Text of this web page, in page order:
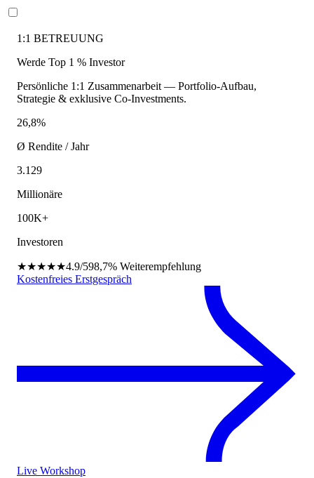
1:1 BETREUUNG
Werde Top 1 % Investor
Persönliche 1:1 Zusammenarbeit — Portfolio-Aufbau,
Strategie & exklusive Co-Investments.
26,8%
Ø Rendite / Jahr
3.129
Millionäre
100K+
Investoren
★★★★★4.9/598,7% Weiterempfehlung
Kostenfreies Erstgespräch
Live Workshop